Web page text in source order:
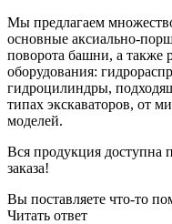
Мы предлагаем
основные аксиально-
поворота башни, а также
оборудования:
гидроцилиндры,
типах экскаваторов, от
моделей.
Вся продукция доступна
заказа!
Вы поставляете что-то
Читать ответ